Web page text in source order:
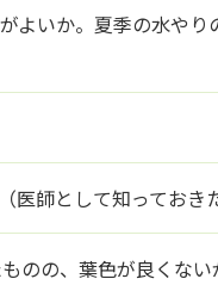
よいか。夏季の水やり
医師として知っておき
のの、葉色が良くない